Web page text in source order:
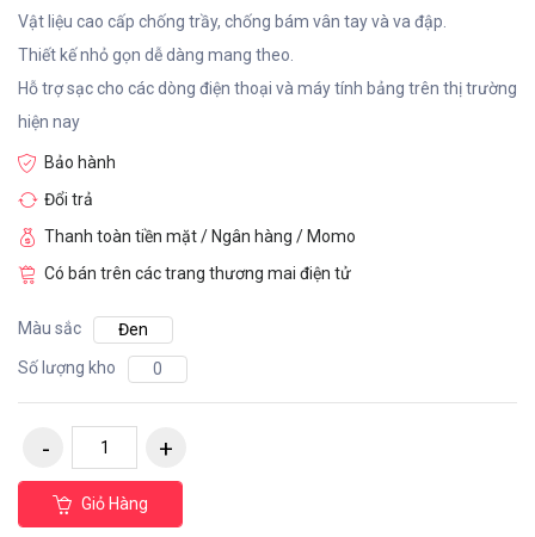
Vật liệu cao cấp chống trầy, chống bám vân tay và va đập.
Thiết kế nhỏ gọn dễ dàng mang theo.
Hỗ trợ sạc cho các dòng điện thoại và máy tính bảng trên thị trường
hiện nay
Bảo hành
Đổi trả
Thanh toàn tiền mặt / Ngân hàng / Momo
Có bán trên các trang thương mai điện tử
Màu sắc
Đen
Số lượng kho
0
Giỏ Hàng